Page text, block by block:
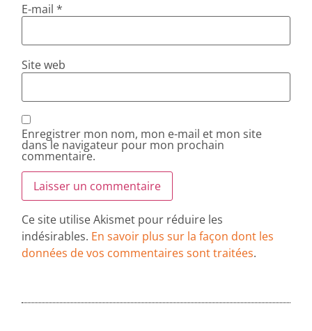
E-mail*
Site web
Enregistrer mon nom, mon e-mail et mon site
dans le navigateur pour mon prochain
commentaire.
Ce site utilise Akismet pour réduire les
indésirables. En savoir plus sur la façon dont les
données de vos commentaires sont traitées.